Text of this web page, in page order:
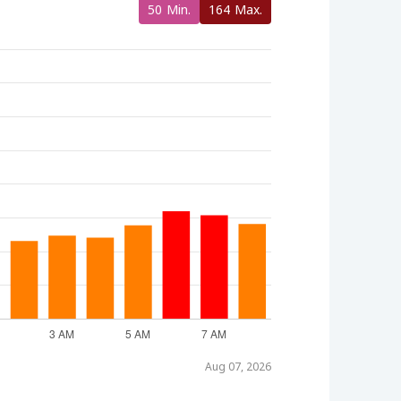
50 Min. 164 Max.
Aug 07, 2026